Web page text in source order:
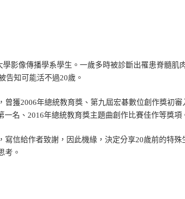
影像傳播學系學生。一歲多時被診斷出罹患脊髓肌
告知可能活不過20歲。
獲2006年總統教育獎、第九屆宏碁數位創作獎初審
名、2016年總統教育獎主題曲創作比賽佳作等獎項
信給作者致謝，因此機緣，決定分享20歲前的特殊
考。